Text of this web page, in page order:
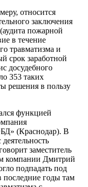
относится
заключения
пожарной
в течение
травматизма и
срок заработной
досудебного
353 таких
решения в пользу
функцией
(Краснодар). В
заместитель
компании Дмитрий
подпадать под
последние годы там